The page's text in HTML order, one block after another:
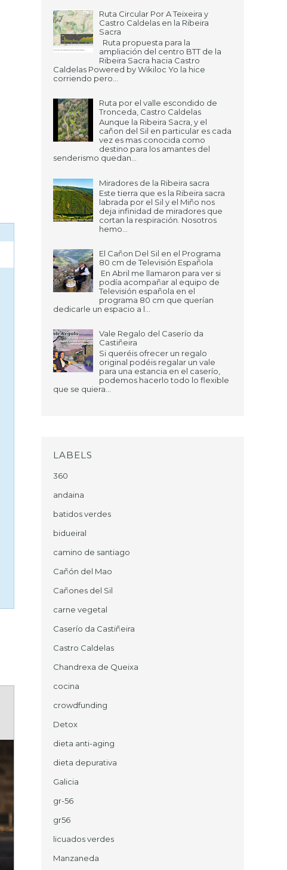
Ruta Circular Por A Teixeira y
Castro Caldelas en la Ribeira
Sacra
Ruta propuesta para la
ampliación del centro BTT de la
Ribeira Sacra hacia Castro
Caldelas Powered by Wikiloc Yo la hice
corriendo pero...
Ruta por el valle escondido de
Tronceda, Castro Caldelas
Aunque la Ribeira Sacra, y el
cañon del Sil en particular es cada
vez es mas conocida como
destino para los amantes del
senderismo quedan...
Miradores de la Ribeira sacra
Este tierra que es la Ribeira sacra
labrada por el Sil y el Miño nos
deja infinidad de miradores que
cortan la respiración. Nosotros
hemo...
El Cañon Del Sil en el Programa
80 cm de Televisión Española
En Abril me llamaron para ver si
podía acompañar al equipo de
Televisión española en el
programa 80 cm que querían
dedicarle un espacio a l...
Vale Regalo del Caserío da
Castiñeira
Si queréis ofrecer un regalo
original podéis regalar un vale
para una estancia en el caserío,
podemos hacerlo todo lo flexible
que se quiera...
LABELS
360
andaina
batidos verdes
bidueiral
camino de santiago
Cañón del Mao
Cañones del Sil
carne vegetal
Caserío da Castiñeira
Castro Caldelas
Chandrexa de Queixa
cocina
crowdfunding
Detox
dieta anti-aging
dieta depurativa
Galicia
gr-56
gr56
licuados verdes
Manzaneda